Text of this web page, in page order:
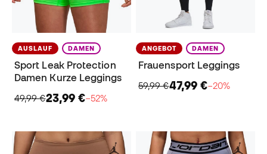
AUSLAUF DAMEN
Sport Leak Protection
Damen Kurze Leggings
49,99 €23,99 €−52%
ANGEBOT DAMEN
Frauensport Leggings
59,99 €47,99 €−20%